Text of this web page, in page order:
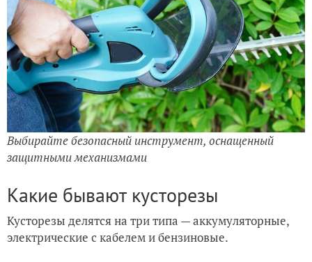
Выбирайте безопасный инструмент, оснащенный
защитными механизмами
Какие бывают кусторезы
Кусторезы делятся на три типа — аккумуляторные,
электрические с кабелем и бензиновые.